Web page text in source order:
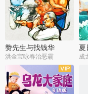
赞先生与找钱华
洪金宝咏春治恶霸
夏